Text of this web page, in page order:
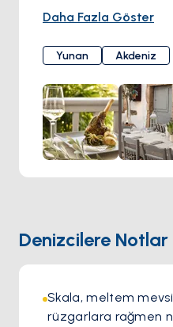
varlığını
meyhane, onlarca yıldır
olmuş ve tutkuyla orijinal
Modern etkilerle
Daha Fazla Göster
Yunan Akdeniz
Denizcilere Notlar
Skala, meltem
rüzgarlara rağmen